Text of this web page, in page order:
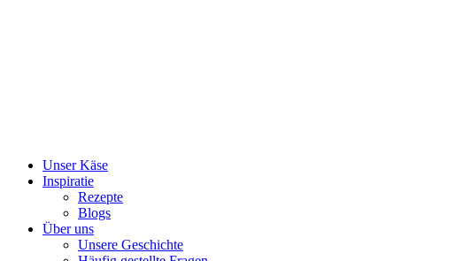
Unser Käse
Inspiratie
Rezepte
Blogs
Über uns
Unsere Geschichte